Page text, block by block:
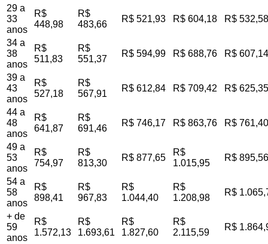
29 a
33
anos
R$
448,98
R$
483,66
R$ 521,93 R$ 604,18 R$ 532,58
34 a
38
anos
R$
511,83
R$
551,37
R$ 594,99 R$ 688,76 R$ 607,14
39 a
43
anos
R$
527,18
R$
567,91
R$ 612,84 R$ 709,42 R$ 625,35
44 a
48
anos
R$
641,87
R$
691,46
R$ 746,17 R$ 863,76 R$ 761,40
49 a
53
anos
R$
754,97
R$
813,30
R$ 877,65
R$
1.015,95
R$ 895,56
54 a
58
anos
R$
898,41
R$
967,83
R$
1.044,40
R$
1.208,98
R$
+ de
59
anos
R$
1.572,13
R$
1.693,61
R$
1.827,60
R$
2.115,59
R$